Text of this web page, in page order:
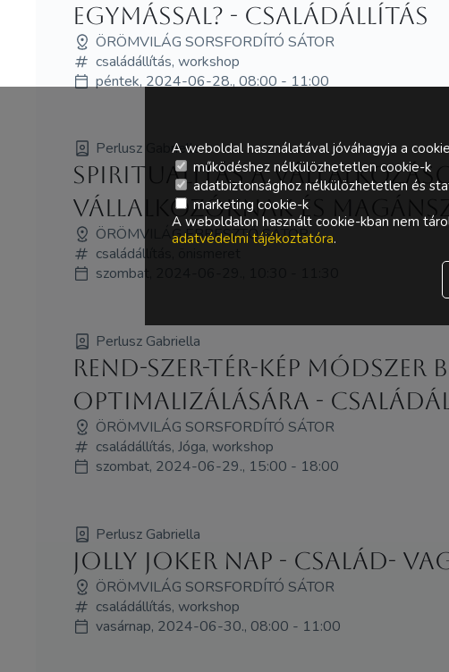
egymással? - családállítás
ÖRÖMVILÁG SORSFORDÍTÓ SÁTOR
családállítás, workshop
péntek, 2024-06-28., 08:00 - 11:00
Perlusz Gabriella
Spiritualitás a
vállalkozóknak és
ÖRÖMVILÁG ÉBRESZTŐ SÁTOR
családállítás, önismeret
szombat, 2024-06-29., 10:30 - 11:30
Perlusz Gabriella
Rend-Szer-Tér-Kép
optimalizálására -
ÖRÖMVILÁG SORSFORDÍTÓ SÁTOR
családállítás, Jóga, workshop
szombat, 2024-06-29., 15:00 - 18:00
Perlusz Gabriella
Jolly Joker nap - Család-
ÖRÖMVILÁG SORSFORDÍTÓ SÁTOR
családállítás, workshop
vasárnap, 2024-06-30., 08:00 - 11:00
A weboldal használatával jóváhagyja a
működéshez nélkülözhetetlen cookie-k
adatbiztonsághoz nélkülözhetetlen és
marketing cookie-k
A weboldalon használt cookie-kban nem
adatvédelmi tájékoztatóra.